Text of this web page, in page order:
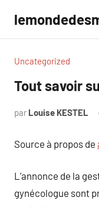
contenu
Uncategorized
Tout savoir
par Louise KESTEL
Source à propos de
L’annonce de la
gynécologue sont